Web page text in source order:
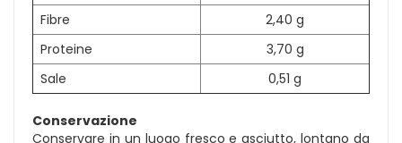
Fibre
2,40 g
Proteine
3,70 g
Sale
0,51 g
Conservazione
Conservare in un luogo fresco e asciutto, lontano da